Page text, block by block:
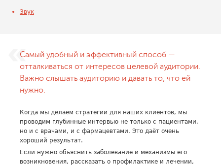
Звук
Самый удобный и эффективный способ —
отталкиваться от интересов целевой аудитории.
Важно слышать аудиторию и давать то, что ей
нужно.
Когда мы делаем стратегии для наших клиентов, мы
проводим глубинные интервью не только с пациентами,
но и с врачами, и с фармацевтами. Это даёт очень
хороший результат.
Если нужно объяснить заболевание и механизмы его
возникновения, рассказать о профилактике и лечении,